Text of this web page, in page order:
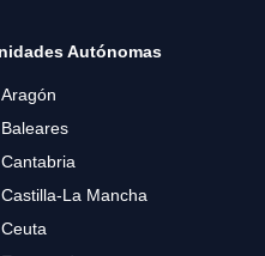
Autónomas
Aragón
Baleares
Cantabria
Castilla-La Mancha
Ceuta